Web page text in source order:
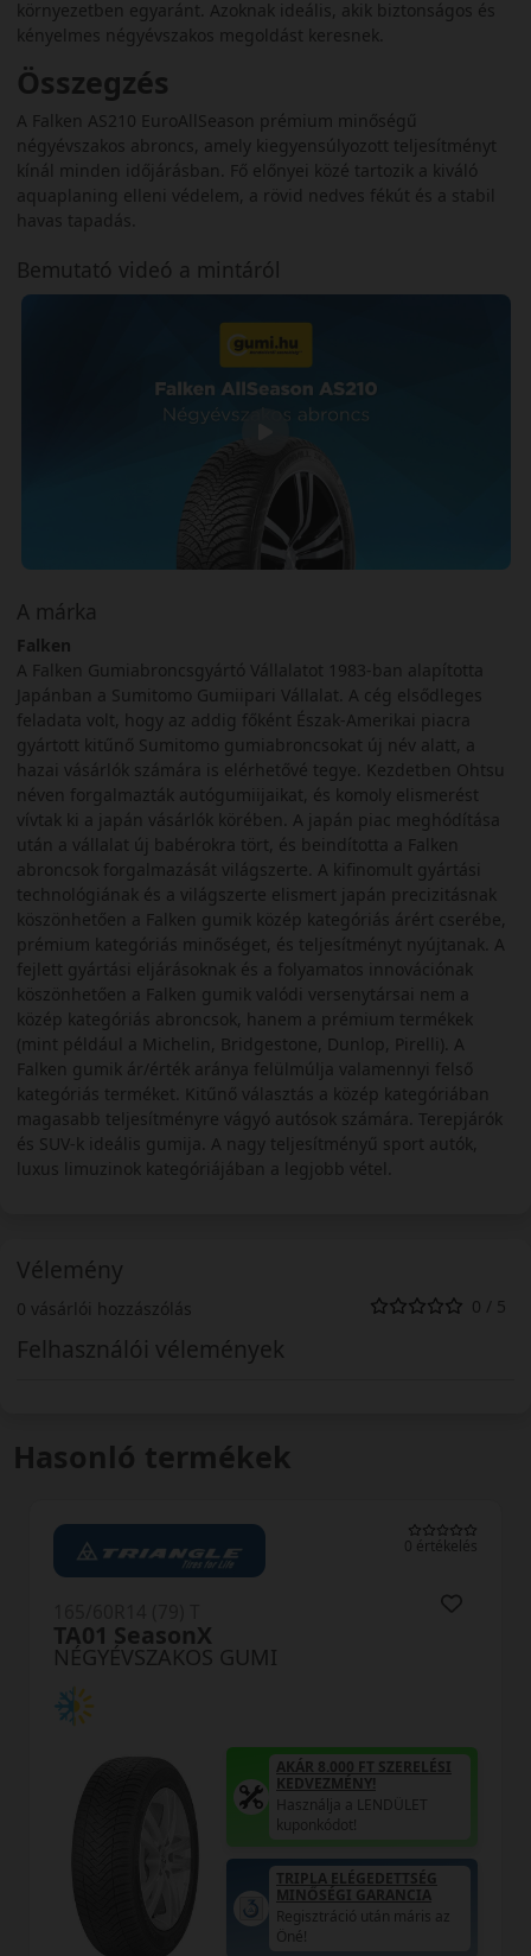
környezetben egyaránt. Azoknak ideális, akik biztonságos és
kényelmes négyévszakos megoldást keresnek.
Összegzés
A Falken AS210 EuroAllSeason prémium minőségű
négyévszakos abroncs, amely kiegyensúlyozott teljesítményt
kínál minden időjárásban. Fő előnyei közé tartozik a kiváló
aquaplaning elleni védelem, a rövid nedves fékút és a stabil
havas tapadás.
Bemutató videó a mintáról
A márka
Falken
A Falken Gumiabroncsgyártó Vállalatot 1983-ban alapította
Japánban a Sumitomo Gumiipari Vállalat. A cég elsődleges
feladata volt, hogy az addig főként Észak-Amerikai piacra
gyártott kitűnő Sumitomo gumiabroncsokat új név alatt, a
hazai vásárlók számára is elérhetővé tegye. Kezdetben Ohtsu
néven forgalmazták autógumiijaikat, és komoly elismerést
vívtak ki a japán vásárlók körében. A japán piac meghódítása
után a vállalat új babérokra tört, és beindította a Falken
abroncsok forgalmazását világszerte. A kifinomult gyártási
technológiának és a világszerte elismert japán precizitásnak
köszönhetően a Falken gumik közép kategóriás árért cserébe,
prémium kategóriás minőséget, és teljesítményt nyújtanak. A
fejlett gyártási eljárásoknak és a folyamatos innovációnak
köszönhetően a Falken gumik valódi versenytársai nem a
közép kategóriás abroncsok, hanem a prémium termékek
(mint például a Michelin, Bridgestone, Dunlop, Pirelli). A
Falken gumik ár/érték aránya felülmúlja valamennyi felső
kategóriás terméket. Kitűnő választás a közép kategóriában
magasabb teljesítményre vágyó autósok számára. Terepjárók
és SUV-k ideális gumija. A nagy teljesítményű sport autók,
luxus limuzinok kategóriájában a legjobb vétel.
Vélemény
0 vásárlói hozzászólás 0 / 5
Felhasználói vélemények
Hasonló termékek
0 értékelés
NÉGYÉVSZAKOS GUMI
TA01 SeasonX
AKÁR 8.000 FT SZERELÉSI
KEDVEZMÉNY!
Használja a LENDÜLET
kuponkódot!
TRIPLA ELÉGEDETTSÉG
MINŐSÉGI GARANCIA
Regisztráció után máris az
Öné!